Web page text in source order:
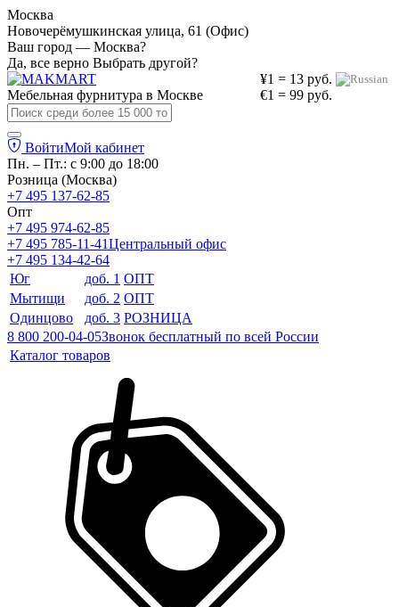
Москва
Новочерёмушкинская улица, 61 (Офис)
Ваш город — Москва?
Да, все верно Выбрать другой?
¥1 = 13 руб.
€1 = 99 руб.
Мебельная фурнитура в Москве
ВойтиМой кабинет
Пн. – Пт.: с 9:00 до 18:00
Розница (Москва)
+7 495 137-62-85
Опт
+7 495 974-62-85
+7 495 785-11-41Центральный офис
+7 495 134-42-64
Юг
доб. 1 ОПТ
Мытищи
доб. 2 ОПТ
Одинцово
доб. 3 РОЗНИЦА
8 800 200-04-05Звонок бесплатный по всей России
Каталог товаров